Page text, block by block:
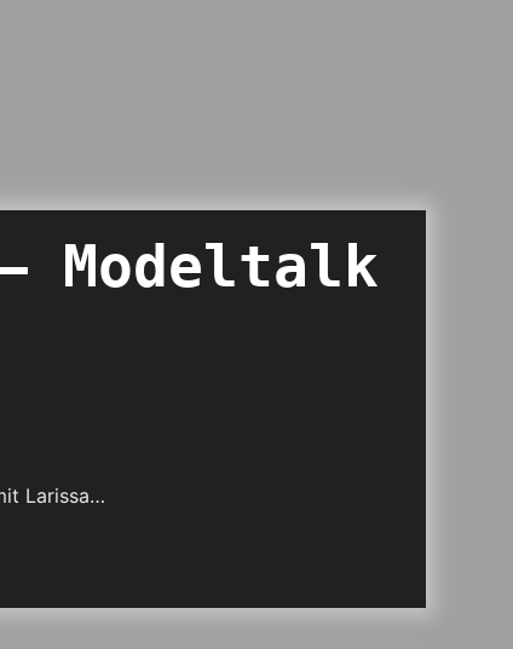
Modeltalk
Larissa…